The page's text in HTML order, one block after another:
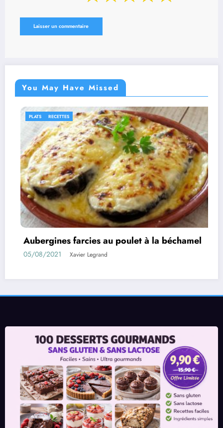
You May Have Missed
au poulet à la béchamel
IDÉES RECETTES
Rouleaux